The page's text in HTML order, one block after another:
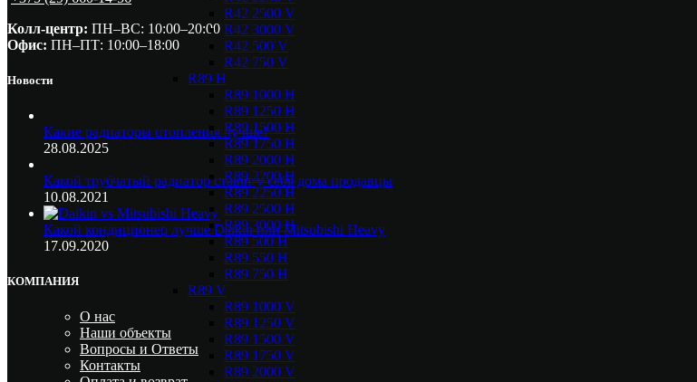
R42 2500 V
R42 3000 V
R42 500 V
R42 750 V
R89 H
R89 1000 H
R89 1250 H
R89 1500 H
R89 1750 H
R89 2000 H
R89 2200 H
R89 2250 H
R89 2500 H
R89 3000 H
R89 500 H
R89 550 H
R89 750 H
R89 V
R89 1000 V
R89 1250 V
R89 1500 V
R89 1750 V
R89 2000 V
Колл-центр: ПН–ВС: 10:00–20:00​
Офис: ПН–ПТ: 10:00–18:00
Новости
Какие радиаторы отопления лучше?
28.08.2025
Какой трубчатый радиатор ставят у себя дома продавцы
10.08.2021
Какой кондиционер лучше Daikin или Mitsubishi Heavy
17.09.2020
КОМПАНИЯ
О нас
Наши объекты
Вопросы и Ответы
Контакты